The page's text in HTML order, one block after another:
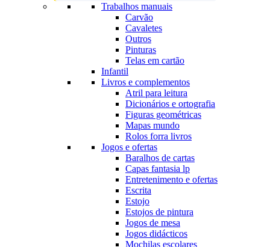
Trabalhos manuais
Carvão
Cavaletes
Outros
Pinturas
Telas em cartão
Infantil
Livros e complementos
Atril para leitura
Dicionários e ortografia
Figuras geométricas
Mapas mundo
Rolos forra livros
Jogos e ofertas
Baralhos de cartas
Capas fantasia lp
Entretenimento e ofertas
Escrita
Estojo
Estojos de pintura
Jogos de mesa
Jogos didácticos
Mochilas escolares